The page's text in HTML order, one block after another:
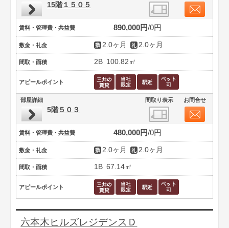
15階１５０５
賃料・管理費・共益費 890,000円 0円
敷金・礼金 2.0ヶ月 2.0ヶ月
間取・面積 2B 100.82㎡
アピールポイント
部屋詳細 間取り表示 お問合せ
5階５０３
賃料・管理費・共益費 480,000円 0円
敷金・礼金 2.0ヶ月 2.0ヶ月
間取・面積 1B 67.14㎡
アピールポイント
六本木ヒルズレジデンスＤ